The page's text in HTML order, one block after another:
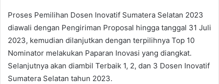
Proses Pemilihan Dosen Inovatif Sumatera Selatan 2023
diawali dengan Pengiriman Proposal hingga tanggal 31 Juli
2023, kemudian dilanjutkan dengan terpilihnya Top 10
Nominator melakukan Paparan Inovasi yang diangkat.
Selanjutnya akan diambil Terbaik 1, 2, dan 3 Dosen Inovatif
Sumatera Selatan tahun 2023.